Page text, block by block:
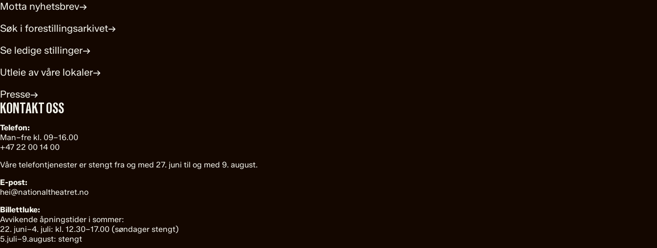
Motta nyhetsbrev→
Søk i forestillingsarkivet→
Se ledige stillinger→
Utleie av våre lokaler→
Presse→
KONTAKT OSS
Telefon:
Man–fre kl. 09–16.00
+47 22 00 14 00
Våre telefontjenester er stengt fra og med 27. juni til og med 9. august.
E-post:
hei@nationaltheatret.no
Billettluke:
Avvikende åpningstider i sommer:
22. juni–4. juli: kl. 12.30–17.00 (søndager stengt)
5.juli–9.august: stengt